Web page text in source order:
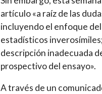
artículo «a raíz de las
incluyendo el enfoque
estadísticos
descripción inadecuada
prospectivo del ensayo».
A través de un